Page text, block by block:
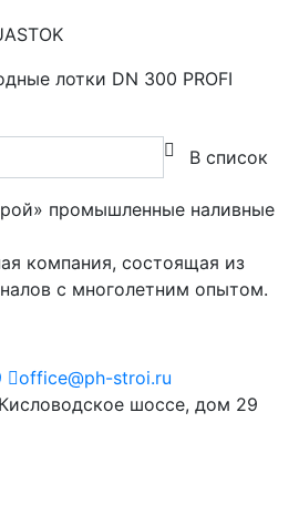
лотки DN 300 PROFI
В список
компания, состоящая из
с многолетним опытом.
office@ph-stroi.ru
шоссе, дом 29